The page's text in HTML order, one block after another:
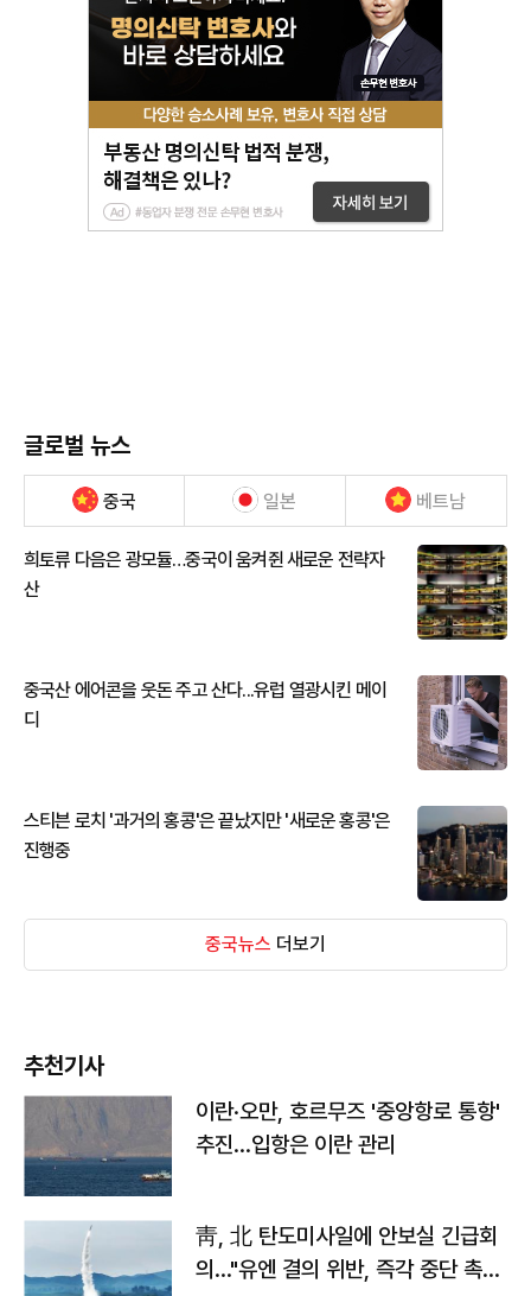
글로벌 뉴스
중국 일본 베트남
희토류 다음은 광모듈…중국이 움켜쥔 새로운 전략자
산
중국산 에어콘을 웃돈 주고 산다...유럽 열광시킨 메이
디
스티븐 로치 '과거의 홍콩'은 끝났지만 '새로운 홍콩'은
진행중
중국뉴스 더보기
추천기사
이란·오만, 호르무즈 '중앙항로 통항'
추진…입항은 이란 관리
靑, 北 탄도미사일에 안보실 긴급회
의…"유엔 결의 위반, 즉각 중단 촉